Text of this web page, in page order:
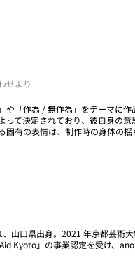
せより
や「作為 / 無作為」をテーマに
って決定されており、彼自身の
固有の表情は、制作時の身体の
山口県出身。2021 年京都芸術
Kyoto」の事業認定を受け、